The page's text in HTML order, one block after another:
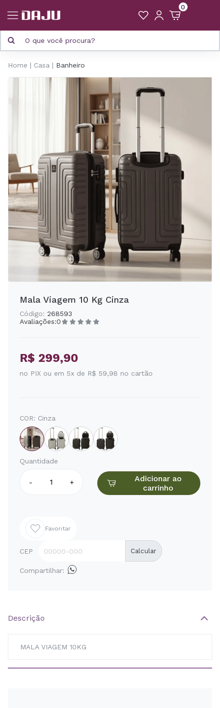
0
Home Casa Banheiro
Mala Viagem 10 Kg Cinza
Código: 268593
Avaliações:0
R$ 299,90
no PIX ou em 5x de R$ 59,98 no cartão
COR: Cinza
Quantidade
- +
Adicionar ao
carrinho
Favoritar
CEP Calcular
Compartilhar:
Descrição
MALA VIAGEM 10KG